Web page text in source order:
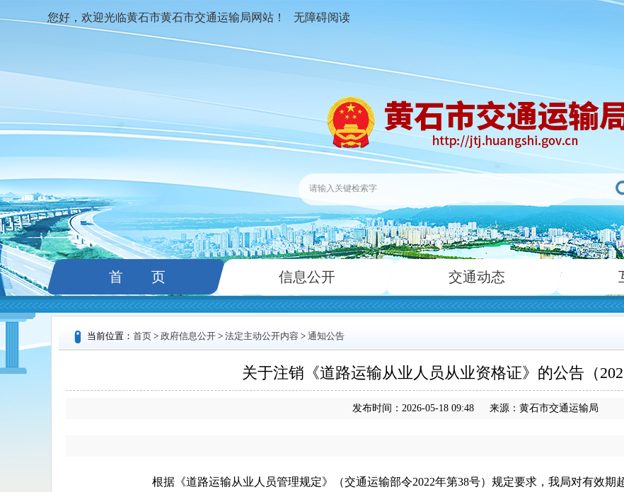
您好，欢迎光临黄石市黄石市交通运输局网站！ 无障碍阅读
首 页 信息公开 交通动态
当前位置： 首页 > 政府信息公开 > 法定主动公开内容 > 通知公告
关于注销《道路运输从业人员从业资格证》的公告（
发布时间：2026-05-18 09:48 来源：黄石市交通运输局
根据《道路运输从业人员管理规定》（交通运输部令2022年第38号）规定要求，我局对有效期